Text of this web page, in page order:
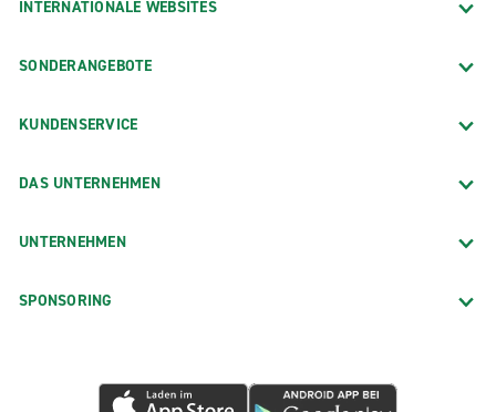
INTERNATIONALE WEBSITES
SONDERANGEBOTE
KUNDENSERVICE
DAS UNTERNEHMEN
UNTERNEHMEN
SPONSORING